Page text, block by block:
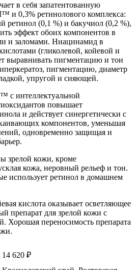
в себя запатентованную
и 0,3% ретинолового комплекса:
ретинол (0,1 %) и бакучиол (0,2 %),
эффект обоих компонентов в
и заломами. Ниацинамид в
(гликолевой, койевой и
выравнивать пигментацию и тон
пигментацию, диаметр
упругой и сияющей.
с интеллектуальной
повышает
и действует синергетически с
компонентов, уменьшая
одновременно защищая и
зрелой кожи, кроме
кожа, неровный рельеф и тон.
использует ретинол в домашнем
кислота оказывает осветляющее
препарат для зрелой кожи с
Хорошая переносимость препарата
14 620 ₽